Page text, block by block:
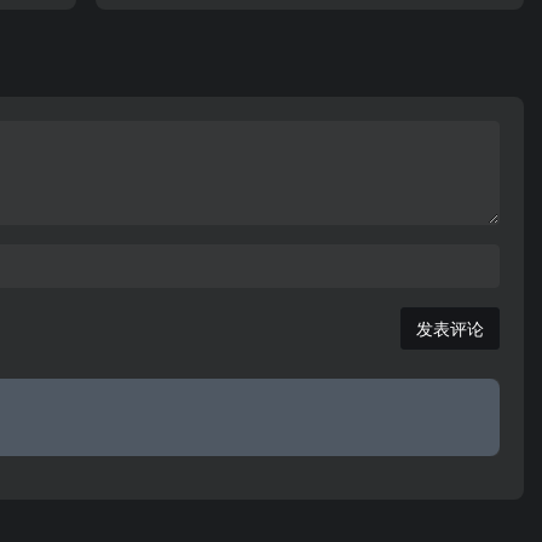
发表评论